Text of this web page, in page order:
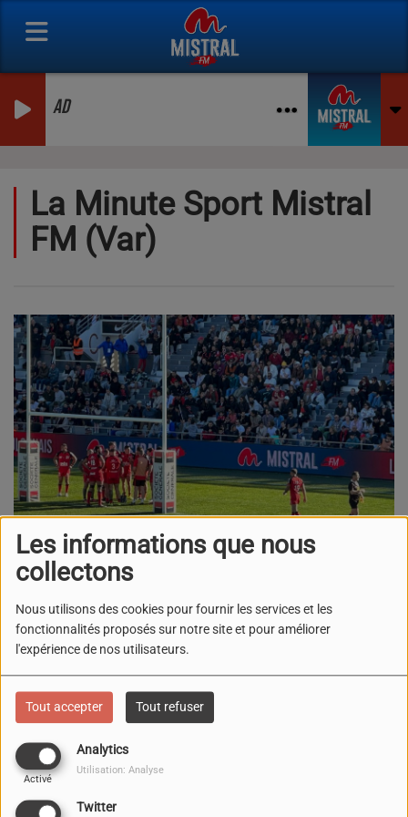
Les informations que nous
collectons
Nous utilisons des cookies pour fournir les services et les
fonctionnalités proposés sur notre site et pour améliorer
l'expérience de nos utilisateurs.
Tout accepter Tout refuser
Analytics
Activé
Utilisation: Analyse
Twitter
AD
La Minute Sport Mistral
FM (Var)
27 NOVEMBRE 2025
On fait le programme du week-end coté sport dans en
région
On part du côté d’Aix ce soir !
Carcassonne pour la 12e journée de Pro D2 au stade
Maurice-David. Les Provençaux affrontent la lanterne
rouge… un match à absolument gagner pour rester tout